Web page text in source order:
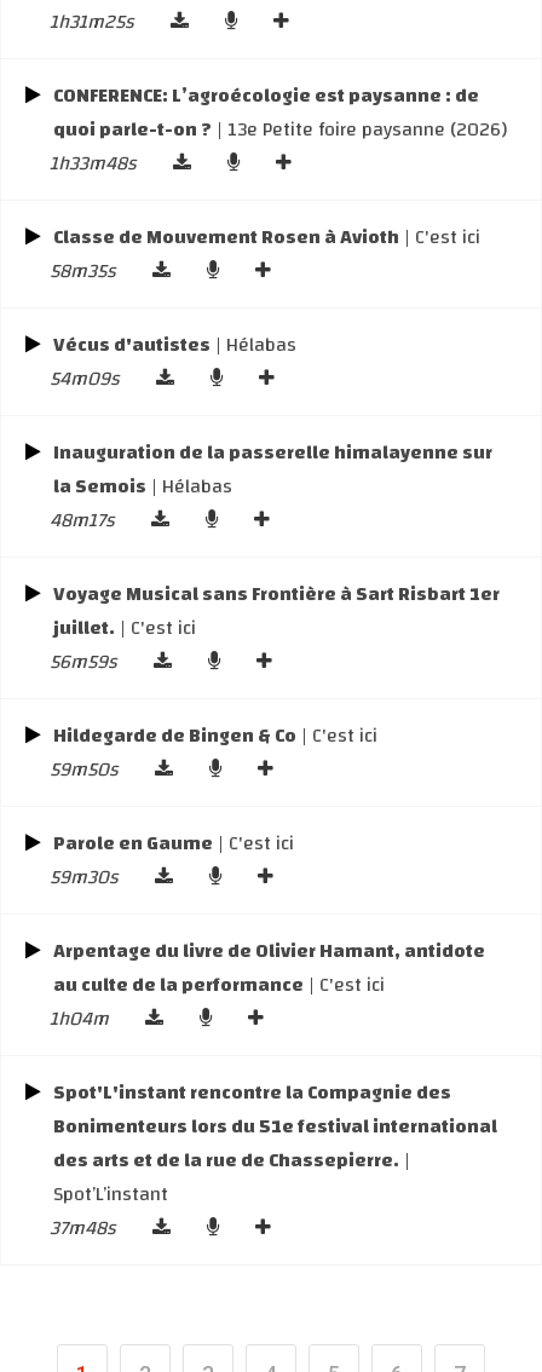
1h31m25s
CONFERENCE: L’agroécologie est paysanne : de
quoi parle-t-on ? | 13e Petite foire paysanne (2026)
1h33m48s
Classe de Mouvement Rosen à Avioth | C'est ici
58m35s
Vécus d'autistes | Hélabas
54m09s
Inauguration de la passerelle himalayenne sur
la Semois | Hélabas
48m17s
Voyage Musical sans Frontière à Sart Risbart 1er
juillet. | C'est ici
56m59s
Hildegarde de Bingen & Co | C'est ici
59m50s
Parole en Gaume | C'est ici
59m30s
Arpentage du livre de Olivier Hamant, antidote
au culte de la performance | C'est ici
1h04m
Spot'L'instant rencontre la Compagnie des
Bonimenteurs lors du 51e festival international
des arts et de la rue de Chassepierre. |
Spot’L’instant
37m48s